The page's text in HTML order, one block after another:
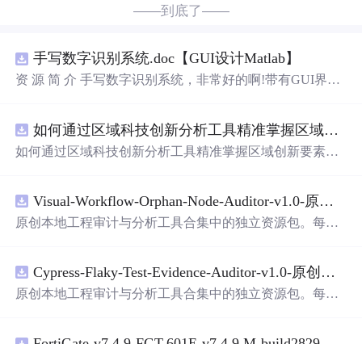
——到底了——
手写数字识别系统.doc【GUI设计Matlab】
资 源 简 介 手写数字识别系统，非常好的啊!带有GUI界
带有直观的图形用户界面（GUI），非常容易使用。你只
需要将手写数字输入系统，它将立即给出准确的识别结
是一个非常方便和实用的工具，你一定会喜欢它的！
如何通过区域科技创新分析工具精准掌握区域创新要素分布与产业链融合现状？.docx
如何通过区域科技创新分析工具精准掌握区域创新要素分
Visual-Workflow-Orphan-Node-Auditor-v1.0-原创源码与文档.zip
原创本地工程审计与分析工具合集中的独立资源包。每个
README、运行说明、功能清单、MIT License及原创与授
权声明。解压后进入project目录，执行npm test验证算法，
目源码、Logo、官方截图、论文、生产日志或其他受限素
Cypress-Flaky-Test-Evidence-Auditor-v1.0-原创源码与文档.zip
原创本地工程审计与分析工具合集中的独立资源包。每个